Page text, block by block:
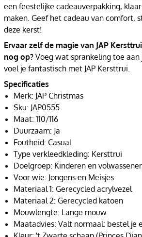
een feestelijke cadeauverpakking,
maken. Geef het cadeau van comfort,
deze kerst!
Ervaar zelf de magie van JAP
nog op? Voeg wat sprankeling toe aan
voel je fantastisch met JAP Kersttrui.
Specificaties
Merk: JAP Christmas
Sku: JAP0555
Maat: 110/116
Duurzaam: Ja
Foutheid: Casual
Type verkleedkleding: Kersttrui
Doelgroep: Kinderen en
Voor wie: Jongens en Meisjes
Materiaal 1: Gerecycled acrylvezel
Materiaal 2: Gerecycled katoen
Mouwlengte: Lange mouw
Maatadvies: Valt normaal: bestel je